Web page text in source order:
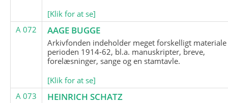
[Klik for at se]
A 072
AAGE BUGGE
Arkivfonden indeholder meget forskelligt
perioden 1914-62, bl.a. manuskripter, breve,
forelæsninger, sange og en stamtavle.
[Klik for at se]
A 073
HEINRICH SCHATZ